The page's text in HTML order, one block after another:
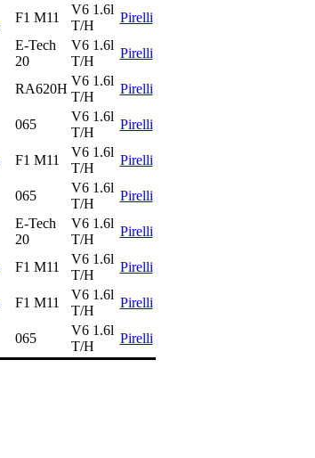
F1 M11
V6 1.6l
T/H
Pirelli
E-Tech
20
V6 1.6l
T/H
Pirelli
RA620H
V6 1.6l
T/H
Pirelli
065
V6 1.6l
T/H
Pirelli
F1 M11
V6 1.6l
T/H
Pirelli
065
V6 1.6l
T/H
Pirelli
E-Tech
20
V6 1.6l
T/H
Pirelli
F1 M11
V6 1.6l
T/H
Pirelli
F1 M11
V6 1.6l
T/H
Pirelli
065
V6 1.6l
T/H
Pirelli